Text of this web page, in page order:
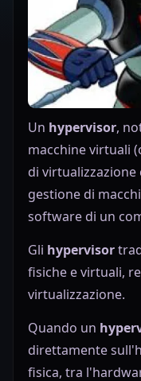
Un hypervisor,
macchine virtuali
di virtualizzazione
gestione di
software di un
Gli hypervisor
fisiche e virtuali,
virtualizzazione.
Quando un
direttamente
fisica, tra